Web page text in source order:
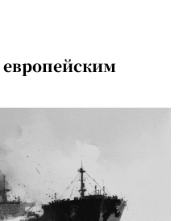
европейским